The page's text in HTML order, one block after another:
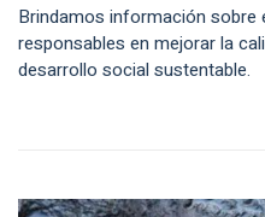
Brindamos información sobre
responsables en mejorar la
desarrollo social sustentable.